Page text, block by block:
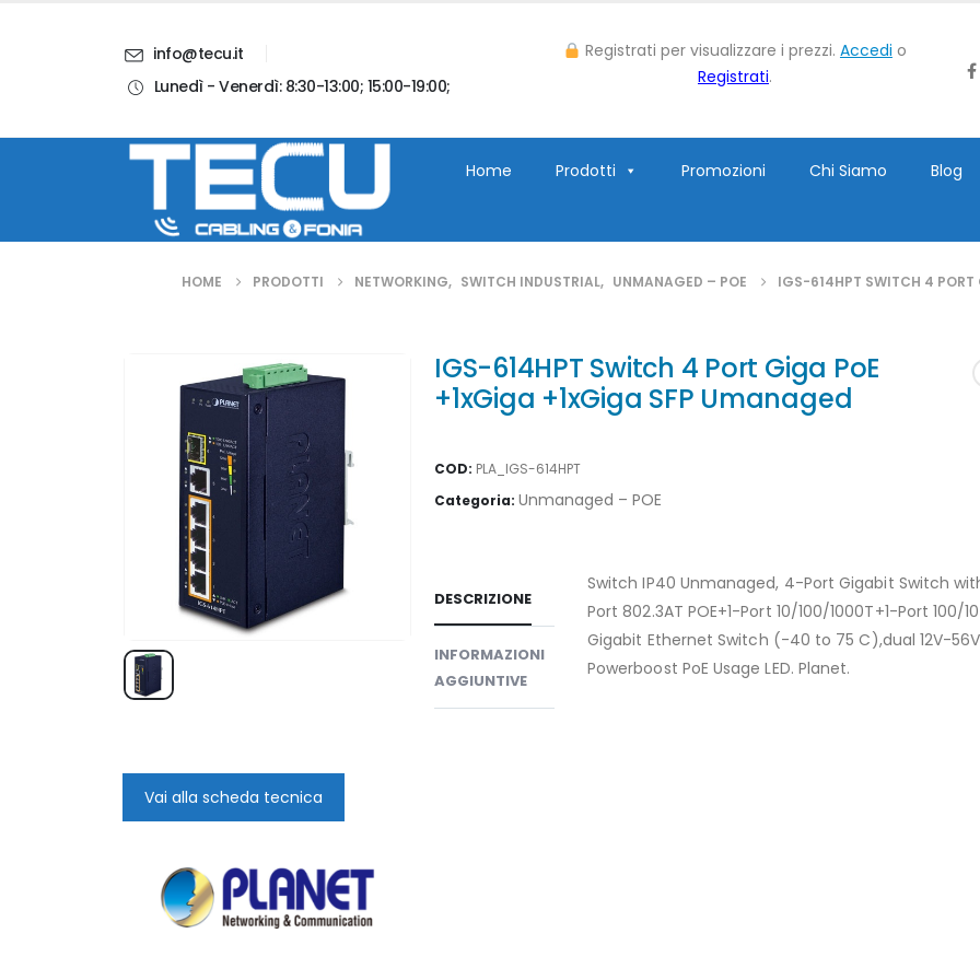
info@tecu.it
Lunedì - Venerdì: 8:30-13:00; 15:00-19:00;
Registrati per visualizzare i prezzi. Accedi o
Registrati.
Home Prodotti Promozioni Chi Siamo Blog
HOME PRODOTTI NETWORKING, SWITCH INDUSTRIAL, UNMANAGED – POE IGS-614HPT SWITCH 4 PORT
Vai alla scheda tecnica
IGS-614HPT Switch 4 Port Giga PoE
+1xGiga +1xGiga SFP Umanaged
COD: PLA_IGS-614HPT
Categoria: Unmanaged – POE
DESCRIZIONE
INFORMAZIONI
AGGIUNTIVE
Switch IP40 Unmanaged, 4-Port Gigabit Switch
Port 802.3AT POE+1-Port 10/100/1000T+1-Port 100/
Gigabit Ethernet Switch (-40 to 75 C),dual 12V-
Powerboost PoE Usage LED. Planet.
Blog Contatti Account